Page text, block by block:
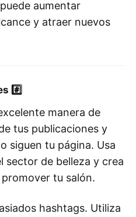
aumentar
y atraer nuevos
#️⃣
manera de
tus publicaciones y
siguen tu página. Usa
sector de belleza y crea
promover tu salón.
hashtags. Utiliza